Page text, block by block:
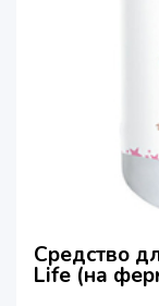
Средство
Life (на